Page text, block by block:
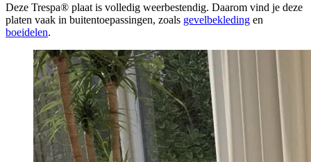
Deze Trespa® plaat is volledig weerbestendig. Daarom vind je deze
platen vaak in buitentoepassingen, zoals gevelbekleding en
boeidelen.